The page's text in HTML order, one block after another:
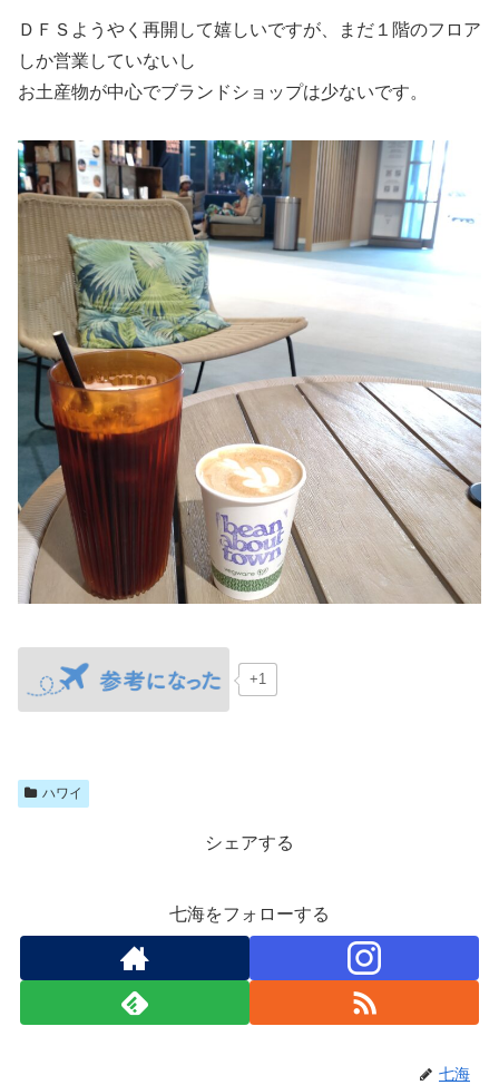
ＤＦＳようやく再開して嬉しいですが、まだ１階のフロア
しか営業していないし
お土産物が中心でブランドショップは少ないです。
+1
ハワイ
シェアする
七海をフォローする
七海